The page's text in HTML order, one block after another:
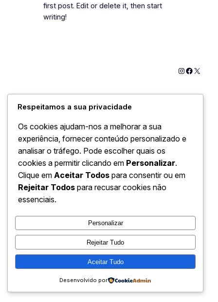
first post. Edit or delete it, then start
writing!
Instagram
X
Respeitamos a sua privacidade
Os cookies ajudam-nos a melhorar a sua
experiência, fornecer conteúdo personalizado e
analisar o tráfego. Pode escolher quais os
cookies a permitir clicando em Personalizar.
Clique em Aceitar Todos para consentir ou em
Rejeitar Todos para recusar cookies não
essenciais.
Personalizar
Rejeitar Tudo
Aceitar Tudo
Desenvolvido por